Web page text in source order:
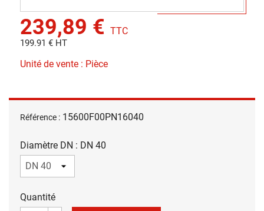
239,89 € TTC
199.91 € HT
Unité de vente : Pièce
Référence : 15600F00PN16040
Diamètre DN : DN 40
Quantité